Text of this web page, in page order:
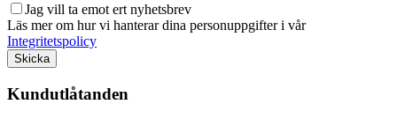
Jag vill ta emot ert nyhetsbrev
Läs mer om hur vi hanterar dina personuppgifter i vår
Integritetspolicy
Kundutlåtanden